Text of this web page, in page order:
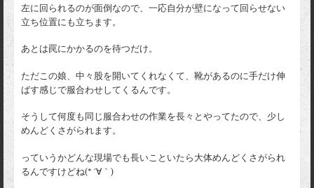
左に回られるのが面倒なので、一応自分が壁になって回らせない
立ち位置にも立ちます。
あとは罠にかかるのを待つだけ。
ただこの娘、中々股を開いてくれなくて、靴があるのに手だけ伸
ばす感じで服合わせしてくるんです。
そうして何度も同じ服合わせの作業を長々とやってたので、少し
めんどくさがられます。
っていうかどんな現場でも長いこといたら大体めんどくさがられ
るんですけどね(* ´∀｀)